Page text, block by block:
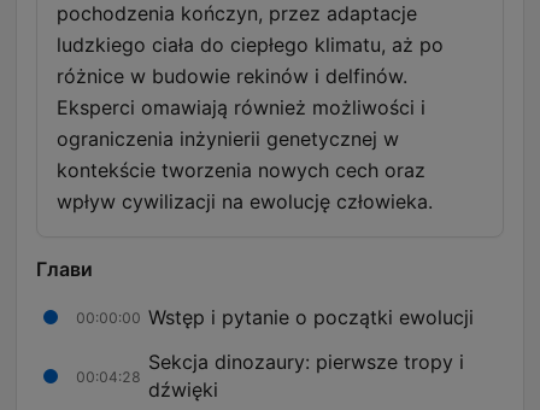
pochodzenia kończyn, przez adaptacje
ludzkiego ciała do ciepłego klimatu, aż po
różnice w budowie rekinów i delfinów.
Eksperci omawiają również możliwości i
ograniczenia inżynierii genetycznej w
kontekście tworzenia nowych cech oraz
wpływ cywilizacji na ewolucję człowieka.
Глави
00:00:00 Wstęp i pytanie o początki ewolucji
00:04:28
Sekcja dinozaury: pierwsze tropy i
dźwięki